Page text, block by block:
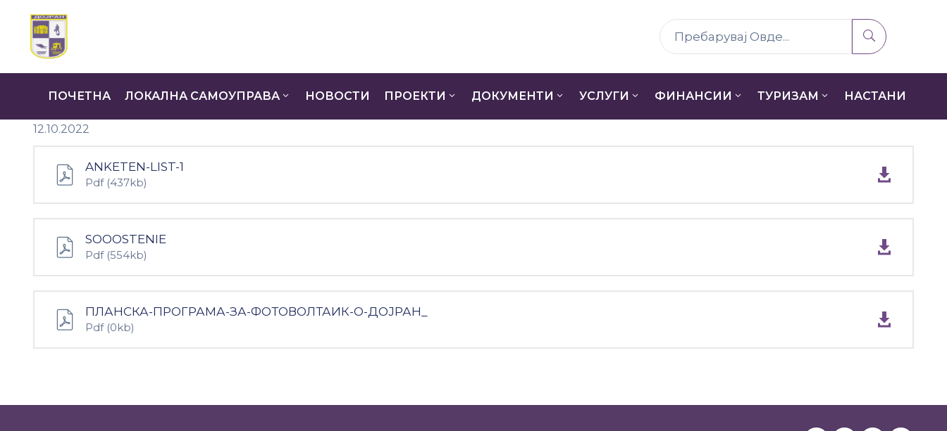
ПОЧЕТНА ЛОКАЛНА САМОУПРАВА НОВОСТИ ПРОЕКТИ ДОКУМЕНТИ УСЛУГИ ФИНАНСИИ ТУРИЗАМ НАСТАНИ
12.10.2022
ANKETEN-LIST-1
Pdf (437kb)
SOOOSTENIE
Pdf (554kb)
ПЛАНСКА-ПРОГРАМА-ЗА-ФОТОВОЛТАИК-О-ДОЈРАН_
Pdf (0kb)